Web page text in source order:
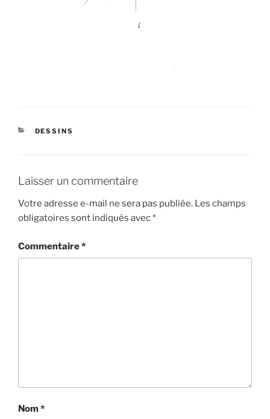
CATÉGORIES
DESSINS
Laisser un commentaire
Votre adresse e-mail ne sera pas publiée. Les champs
obligatoires sont indiqués avec*
Commentaire*
Nom*